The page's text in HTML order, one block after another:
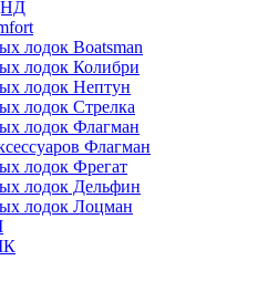
лодок Boatsman
лодок Колибри
лодок Нептун
лодок Стрелка
лодок Флагман
Флагман
лодок Фрегат
лодок Дельфин
лодок Лоцман